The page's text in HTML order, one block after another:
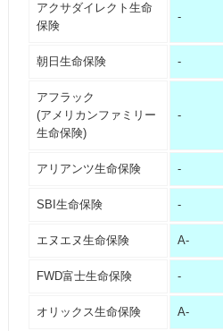
アクサダイレクト生命
保険
-
朝日生命保険 -
アフラック
(アメリカンファミリー
生命保険)
-
アリアンツ生命保険 -
SBI生命保険 -
エヌエヌ生命保険 A-
FWD富士生命保険 -
オリックス生命保険 A-